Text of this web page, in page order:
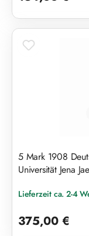
5 Mark 1908
Universität Jena
Lieferzeit ca. 2-4
375,00 €